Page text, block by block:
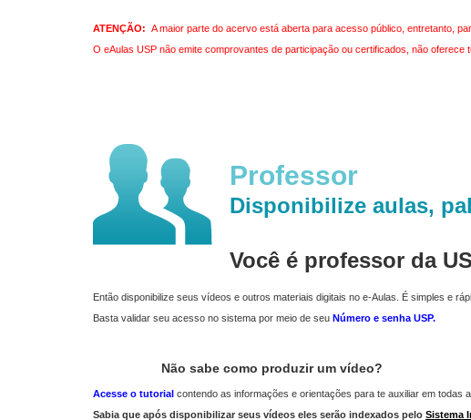
ATENÇÃO: A maior parte do acervo está aberta para acesso público, entretanto,
O eAulas USP não emite comprovantes de participação ou certificados, não oferece
Professor
Disponibilize aulas,
Você é professor da
Então disponibilize seus vídeos e outros materiais digitais no e-Aulas. É simples e
Basta validar seu acesso no sistema por meio de seu Número e senha USP.
Não sabe como produzir um vídeo?
Acesse o tutorial contendo as informações e orientações para te auxiliar em todas
Sabia que após disponibilizar seus vídeos eles serão indexados pelo Sistema